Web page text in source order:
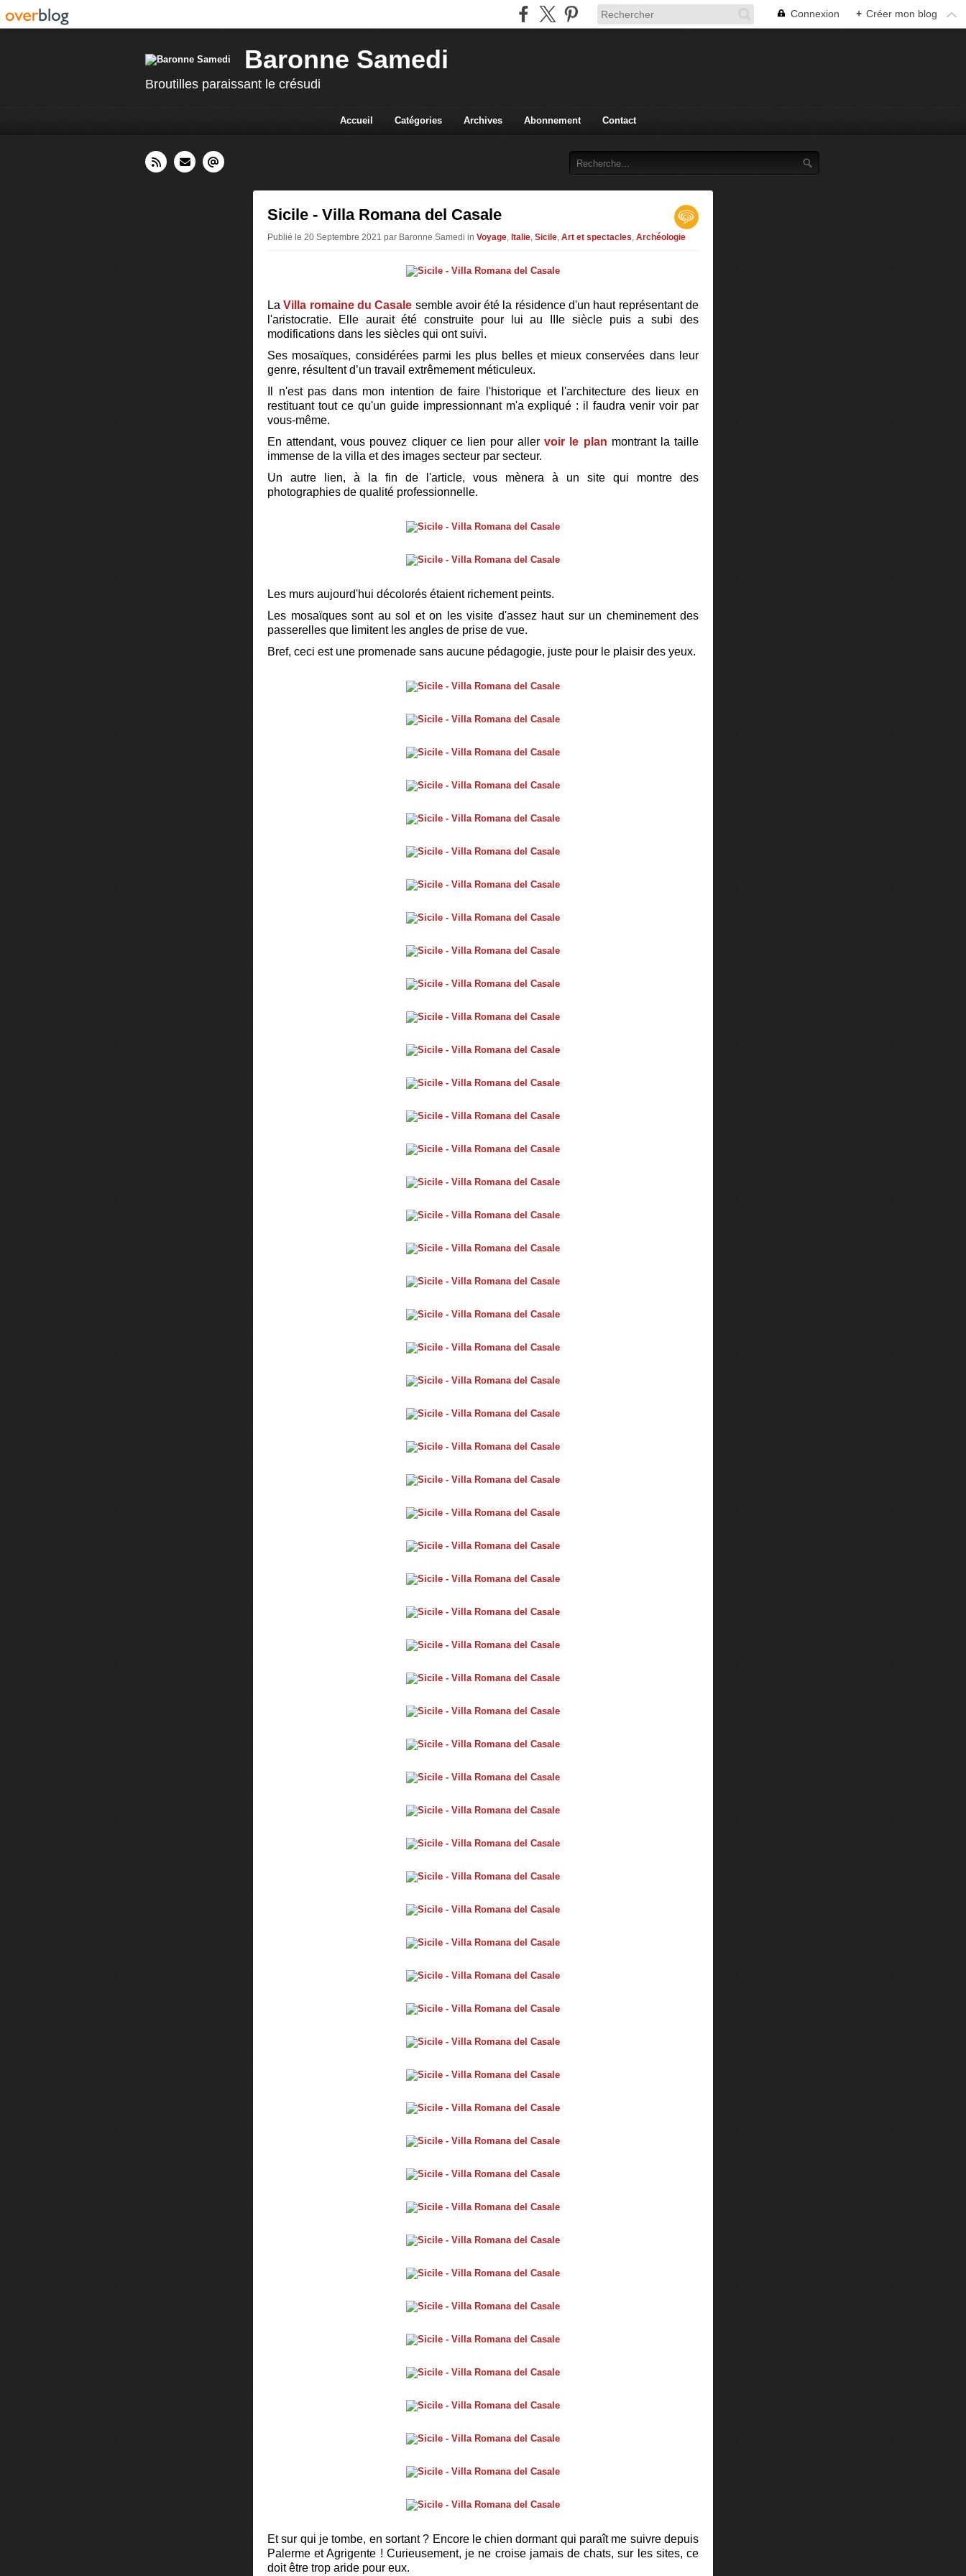
Connexion + Créer mon blog
Baronne Samedi
Broutilles paraissant le crésudi
Accueil Catégories Archives Abonnement Contact
Sicile - Villa Romana del Casale
Publié le 20 Septembre 2021 par Baronne Samedi in Voyage, Italie, Sicile, Art et spectacles, Archéologie
LaVilla romaine du Casale semble avoir été la résidence d'un haut représentant de
l'aristocratie. Elle aurait été construite pour lui au IIIe siècle puis a subi des
modifications dans les siècles qui ont suivi.
Ses mosaïques, considérées parmi les plus belles et mieux conservées dans leur
genre, résultent d’un travail extrêmement méticuleux.
Il n'est pas dans mon intention de faire l'historique et l'architecture des lieux en
restituant tout ce qu'un guide impressionnant m'a expliqué : il faudra venir voir par
vous-même.
En attendant, vous pouvez cliquer ce lien pour allervoir le plan montrant la taille
immense de la villa et des images secteur par secteur.
Un autre lien, à la fin de l'article, vous mènera à un site qui montre des
photographies de qualité professionnelle.
Les murs aujourd'hui décolorés étaient richement peints.
Les mosaïques sont au sol et on les visite d'assez haut sur un cheminement des
passerelles que limitent les angles de prise de vue.
Bref, ceci est une promenade sans aucune pédagogie, juste pour le plaisir des yeux.
Et sur qui je tombe, en sortant ? Encore le chien dormant qui paraît me suivre depuis
Palerme et Agrigente ! Curieusement, je ne croise jamais de chats, sur les sites, ce
doit être trop aride pour eux.